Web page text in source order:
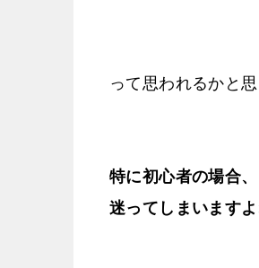
って思われるかと思
特に初心者の場合
迷ってしまいますよ